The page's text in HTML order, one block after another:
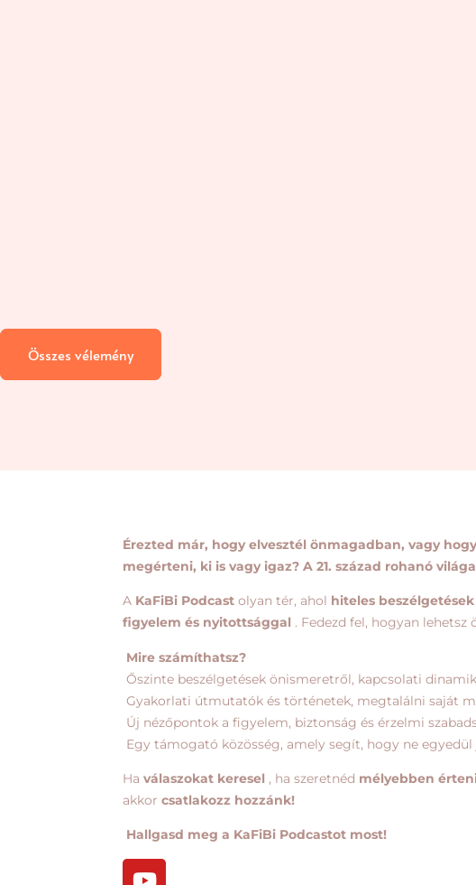
Összes vélemény
Érezted már, hogy elvesztél önmagadban, vagy
megérteni, ki is vagy igaz? A 21. század rohanó
A KaFiBi Podcast olyan tér, ahol hiteles
figyelem és nyitottsággal . Fedezd fel, hogyan
Mire számíthatsz?
Őszinte beszélgetések önismeretről, kapcsolati
Gyakorlati útmutatók és történetek, megtalálni saját
Új nézőpontok a figyelem, biztonság és érzelmi
Egy támogató közösség, amely segít, hogy ne
Haválaszokat keresel , ha szeretnéd mélyebben
akkorcsatlakozz hozzánk!
Hallgasd meg a KaFiBi Podcastot most!